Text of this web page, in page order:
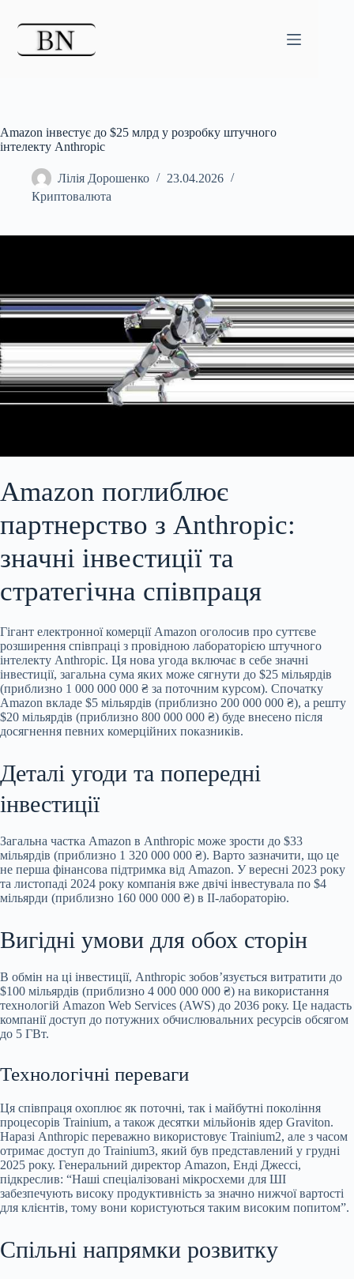
Amazon інвестує до $25 млрд у розробку штучного
інтелекту Anthropic
Лілія Дорошенко
23.04.2026
Криптовалюта
Amazon поглиблює
партнерство з Anthropic:
значні інвестиції та
стратегічна співпраця
Гігант електронної комерції Amazon оголосив про суттєве
розширення співпраці з провідною лабораторією штучного
інтелекту Anthropic. Ця нова угода включає в себе значні
інвестиції, загальна сума яких може сягнути до $25 мільярдів
(приблизно 1 000 000 000 ₴ за поточним курсом). Спочатку
Amazon вкладе $5 мільярдів (приблизно 200 000 000 ₴), а решту
$20 мільярдів (приблизно 800 000 000 ₴) буде внесено після
досягнення певних комерційних показників.
Деталі угоди та попередні
інвестиції
Загальна частка Amazon в Anthropic може зрости до $33
мільярдів (приблизно 1 320 000 000 ₴). Варто зазначити, що це
не перша фінансова підтримка від Amazon. У вересні 2023 року
та листопаді 2024 року компанія вже двічі інвестувала по $4
мільярди (приблизно 160 000 000 ₴) в ІІ-лабораторію.
Вигідні умови для обох сторін
В обмін на ці інвестиції, Anthropic зобов’язується витратити до
$100 мільярдів (приблизно 4 000 000 000 ₴) на використання
технологій Amazon Web Services (AWS) до 2036 року. Це надасть
компанії доступ до потужних обчислювальних ресурсів обсягом
до 5 ГВт.
Технологічні переваги
Ця співпраця охоплює як поточні, так і майбутні покоління
процесорів Trainium, а також десятки мільйонів ядер Graviton.
Наразі Anthropic переважно використовує Trainium2, але з часом
отримає доступ до Trainium3, який був представлений у грудні
2025 року. Генеральний директор Amazon, Енді Джессі,
підкреслив: “Наші спеціалізовані мікросхеми для ШІ
забезпечують високу продуктивність за значно нижчої вартості
для клієнтів, тому вони користуються таким високим попитом”.
Спільні напрямки розвитку